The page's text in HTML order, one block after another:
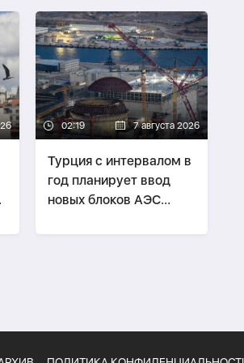
02:19 7 августа 2026
Турция с интервалом в
год планирует ввод
новых блоков АЭС